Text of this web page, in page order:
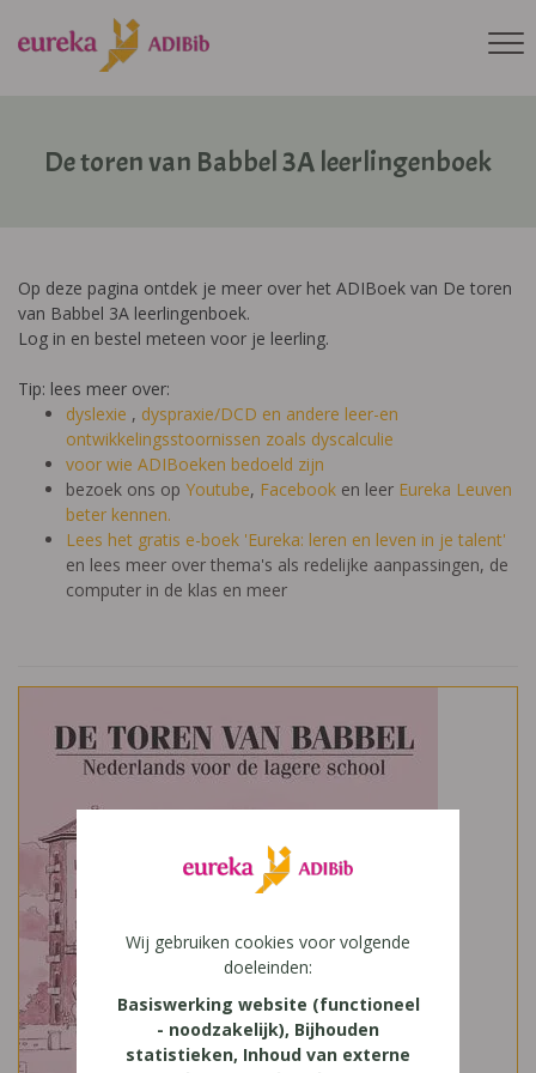
De toren van Babbel 3A leerlingenboek
Op deze pagina ontdek je meer over het ADIBoek van De toren
van Babbel 3A leerlingenboek.
Log in en bestel meteen voor je leerling.
Tip: lees meer over:
dyslexie , dyspraxie/DCD en andere leer-en
ontwikkelingsstoornissen zoals dyscalculie
voor wie ADIBoeken bedoeld zijn
bezoek ons op Youtube, Facebook en leer Eureka Leuven
beter kennen.
Lees het gratis e-boek 'Eureka: leren en leven in je talent'
en lees meer over thema's als redelijke aanpassingen, de
computer in de klas en meer
Wij gebruiken cookies voor volgende
doeleinden:
Basiswerking website (functioneel
- noodzakelijk), Bijhouden
statistieken, Inhoud van externe